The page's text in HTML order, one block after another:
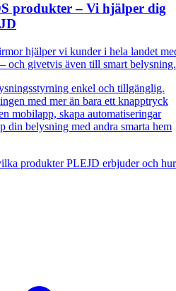
produkter – Vi hjälper dig
hjälper vi kunder i hela landet
och givetvis även till smart
enkel och tillgänglig.
med mer än bara ett knapptryck
mobilapp, skapa automatiseringar
din belysning med andra smarta hem
produkter PLEJD erbjuder och hur